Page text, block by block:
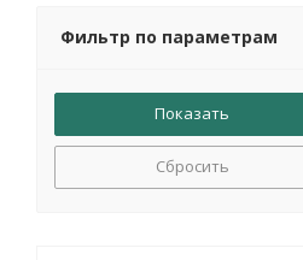
Фильтр по параметрам
Сбросить